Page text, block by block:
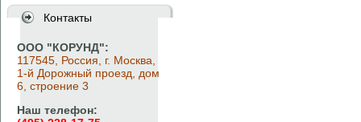
Контакты
ООО "КОРУНД":
117545, Россия, г. Москва,
1-й Дорожный проезд, дом
6, строение 3
Наш телефон: